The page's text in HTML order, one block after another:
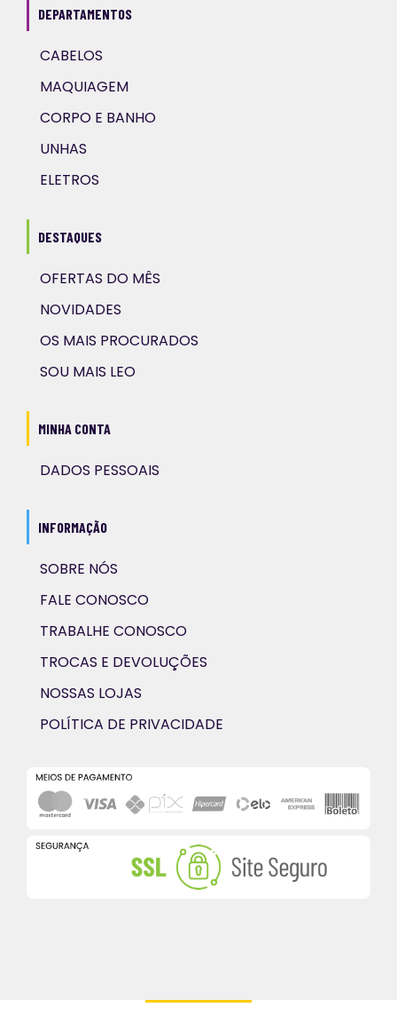
DEPARTAMENTOS
CABELOS
MAQUIAGEM
CORPO E BANHO
UNHAS
ELETROS
DESTAQUES
OFERTAS DO MÊS
NOVIDADES
OS MAIS PROCURADOS
SOU MAIS LEO
MINHA CONTA
DADOS PESSOAIS
INFORMAÇÃO
SOBRE NÓS
FALE CONOSCO
TRABALHE CONOSCO
TROCAS E DEVOLUÇÕES
NOSSAS LOJAS
POLÍTICA DE PRIVACIDADE